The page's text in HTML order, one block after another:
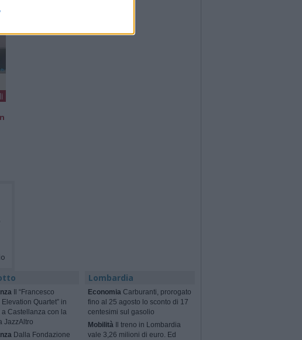
Il “Francesco
Quartet” in
a Castellanza con la
JazzAltro
Dalla Fondazione
Lombardia
Economia Carburanti, prorogato
fino al 25 agosto lo sconto di 17
centesimi sul gasolio
Mobilità Il treno in Lombardia
vale 3,26 milioni di euro. Ed